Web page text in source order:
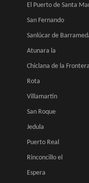
El Puerto de Santa
San Fernando
Sanlúcar de
Atunara la
Chiclana de la Frontera
Rota
Villamartín
San Roque
Jedula
Puerto Real
Rinconcillo el
Espera